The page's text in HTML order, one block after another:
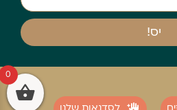
יס!
0